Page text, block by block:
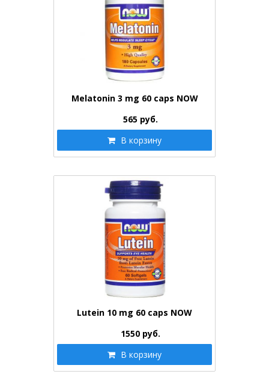
Melatonin 3 mg 60 caps NOW
565 руб.
В корзину
Lutein 10 mg 60 caps NOW
1550 руб.
В корзину